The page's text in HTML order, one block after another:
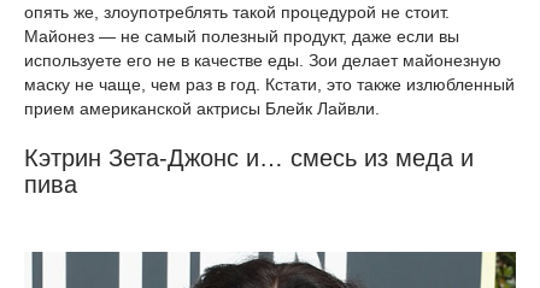
опять же, злоупотреблять такой процедурой не стоит.
Майонез — не самый полезный продукт, даже если вы
используете его не в качестве еды. Зои делает майонезную
маску не чаще, чем раз в год. Кстати, это также излюбленный
прием американской актрисы Блейк Лайвли.
Кэтрин Зета-Джонс и… смесь из меда и
пива